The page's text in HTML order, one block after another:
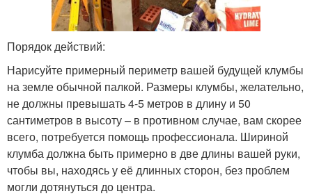
Порядок действий:
Нарисуйте примерный периметр вашей будущей клумбы
на земле обычной палкой. Размеры клумбы, желательно,
не должны превышать 4-5 метров в длину и 50
сантиметров в высоту – в противном случае, вам скорее
всего, потребуется помощь профессионала. Шириной
клумба должна быть примерно в две длины вашей руки,
чтобы вы, находясь у её длинных сторон, без проблем
могли дотянуться до центра.